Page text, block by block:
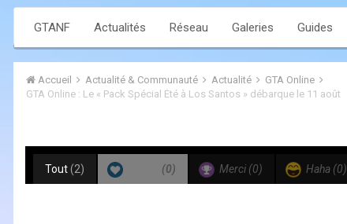
GTANF Actualités Réseau Galeries Guides
Accueil Actualité & Communauté Actualité
GTA Online
GTA Online : Le « Pack Spécial Été à Los Santos » débarque le 11 août
Tout(2) (0) Merci (0) Haha (0)